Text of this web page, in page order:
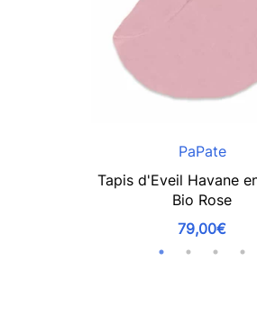
PaPate
Tapis d'Eveil Havane
Bio Rose
79,00€